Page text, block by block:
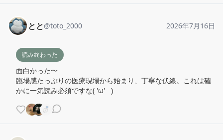
とと@toto_2000 2026年7月16日
読み終わった
面白かった〜
臨場感たっぷりの医療現場から始まり、丁寧な伏線。これは確
かに一気読み必須ですな( 'ω'   )